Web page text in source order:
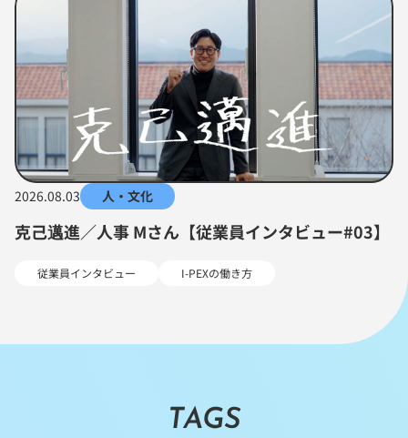
2026.08.03 人・文化
克己邁進／人事 Mさん【従業員インタビュー#03】
従業員インタビュー I-PEXの働き方
TAGS